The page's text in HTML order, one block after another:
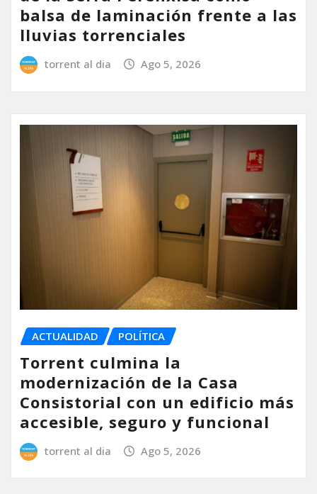
balsa de laminación frente a las
lluvias torrenciales
torrent al dia Ago 5, 2026
ACTUALIDAD POLÍTICA
Torrent culmina la
modernización de la Casa
Consistorial con un edificio más
accesible, seguro y funcional
torrent al dia Ago 5, 2026